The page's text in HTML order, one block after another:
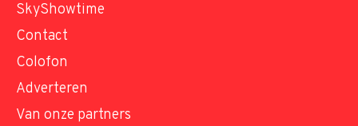
SkyShowtime
Contact
Colofon
Adverteren
Van onze partners